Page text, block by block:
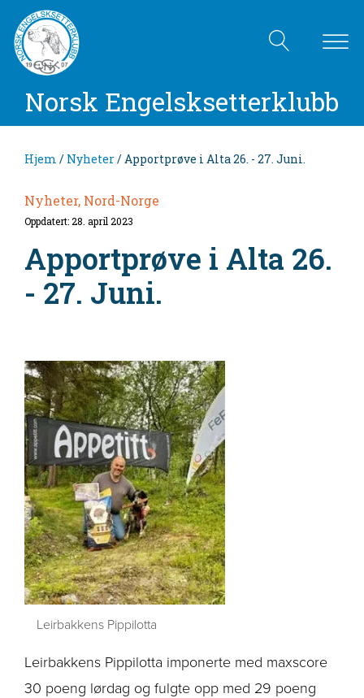
Norsk Engelsksetterklubb
Hjem / Nyheter/ Apportprøve i Alta 26. - 27. Juni.
Nyheter, Nord-Norge
Oppdatert: 28. april 2023
Apportprøve i Alta 26.
- 27. Juni.
Leirbakkens Pippilotta
Leirbakkens Pippilotta imponerte med maxscore
30 poeng lørdag og fulgte opp med 29 poeng